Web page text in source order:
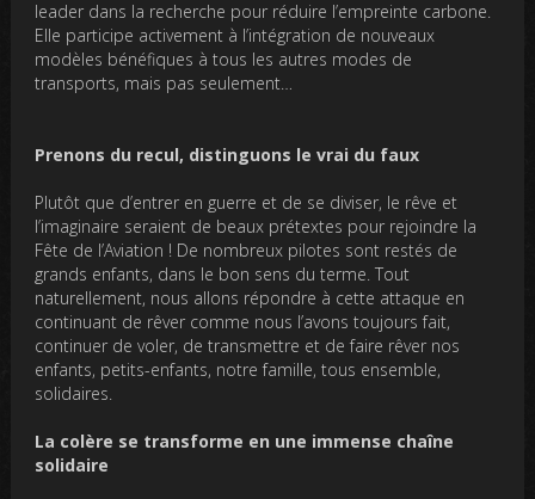
leader dans la recherche pour réduire l’empreinte carbone.
Elle participe activement à l’intégration de nouveaux
modèles bénéfiques à tous les autres modes de
transports, mais pas seulement…
Prenons du recul, distinguons le vrai du faux
Plutôt que d’entrer en guerre et de se diviser, le rêve et
l’imaginaire seraient de beaux prétextes pour rejoindre la
Fête de l’Aviation ! De nombreux pilotes sont restés de
grands enfants, dans le bon sens du terme. Tout
naturellement, nous allons répondre à cette attaque en
continuant de rêver comme nous l’avons toujours fait,
continuer de voler, de transmettre et de faire rêver nos
enfants, petits-enfants, notre famille, tous ensemble,
solidaires.
La colère se transforme en une immense chaîne
solidaire